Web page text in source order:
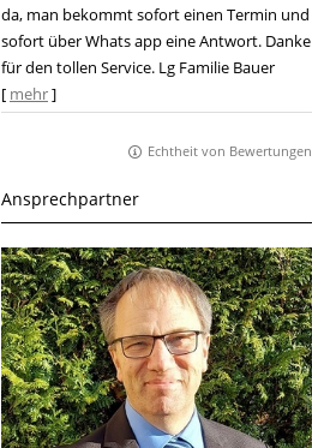
da, man bekommt sofort einen Termin und
sofort über Whats app eine Antwort. Danke
für den tollen Service. Lg Familie Bauer
[ mehr]
Echtheit von Bewertungen
Ansprechpartner